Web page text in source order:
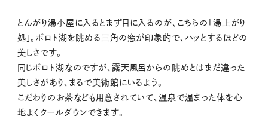
とんがり湯小屋に入るとまず目に入るのが、こちらの「湯上がり
処」。ポロト湖を眺める三角の窓が印象的で、ハッとするほどの
美しさです。
同じポロト湖なのですが、露天風呂からの眺めとはまだ違った
美しさがあり、まるで美術館にいるよう。
こだわりのお茶なども用意されていて、温泉で温まった体を心
地よくクールダウンできます。